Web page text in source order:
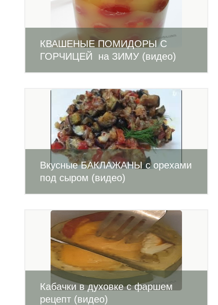
КВАШЕНЫЕ ПОМИДОРЫ С
ГОРЧИЦЕЙ на ЗИМУ (видео)
Вкусные БАКЛАЖАНЫ с орехами
под сыром (видео)
Кабачки в духовке с фаршем
рецепт (видео)